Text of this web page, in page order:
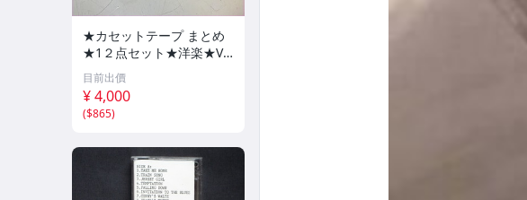
★カセットテープ まとめ
★1２点セット★洋楽★VA
★⑯★ロックンロール★L
OVE★ベスト★未視聴★カ
セットテープ★bzaif★CA
S0807-950★
目前出價
¥ 4,000
($865)